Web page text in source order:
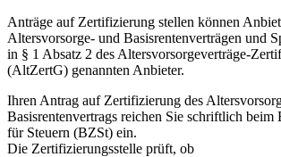
Anträge auf Zertifizierung stellen können
Altersvorsorge- und Basisrentenverträgen und
in § 1 Absatz 2 des Altersvorsorgeverträge-
(AltZertG) genannten Anbieter.
Ihren Antrag auf Zertifizierung des
Basisrentenvertrags reichen Sie schriftlich beim
für Steuern (BZSt) ein.
Die Zertifizierungsstelle prüft, ob